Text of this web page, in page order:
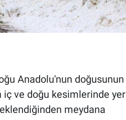
Anadolu'nun doğusunun
iç ve doğu kesimlerinde yer
meydana